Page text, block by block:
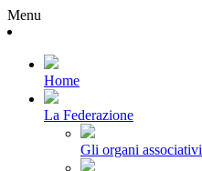
Menu
Home
La Federazione
Gli organi associativi